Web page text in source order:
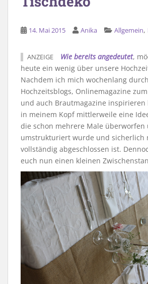
14. Mai 2015 Anika Allgemein,
ANZEIGE Wie bereits angedeutet,
heute ein wenig über unsere
Nachdem ich mich wochenlang
Hochzeitsblogs, Onlinemagazine
und auch Brautmagazine inspirieren
in meinem Kopf mittlerweile eine
die schon mehrere Male überworfen
umstrukturiert wurde und sicherlich
vollständig abgeschlossen ist.
euch nun einen kleinen